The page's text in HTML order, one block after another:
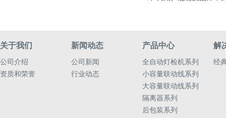
关于我们
公司介绍
资质和荣誉
新闻动态
公司新闻
行业动态
产品中心
全自动灯检机系列
小容量联动线系列
大容量联动线系列
隔离器系列
后包装系列
解
经